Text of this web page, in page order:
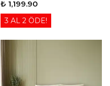
₺ 1,199.90
3 AL 2 ÖDE!